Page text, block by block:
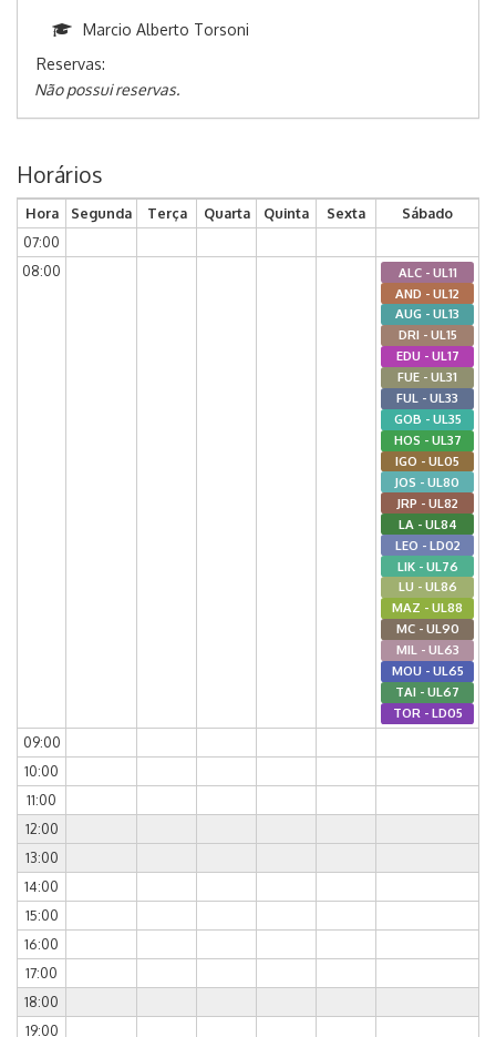
Marcio Alberto Torsoni
Reservas:
Não possui reservas.
Horários
Hora Segunda Terça Quarta Quinta Sexta
Sábado
07:00
08:00
ALC - UL11
AND - UL12
AUG - UL13
DRI - UL15
EDU - UL17
FUE - UL31
FUL - UL33
GOB - UL35
HOS - UL37
IGO - UL05
JOS - UL80
JRP - UL82
LA - UL84
LEO - LD02
LIK - UL76
LU - UL86
MAZ - UL88
MC - UL90
MIL - UL63
MOU - UL65
TAI - UL67
TOR - LD05
09:00
10:00
11:00
12:00
13:00
14:00
15:00
16:00
17:00
18:00
19:00